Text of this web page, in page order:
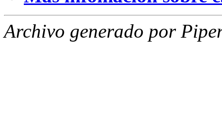
Archivo generado por